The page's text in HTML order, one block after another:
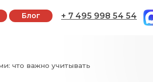
+ 7 495 998 54 54
Блог
что важно учитывать